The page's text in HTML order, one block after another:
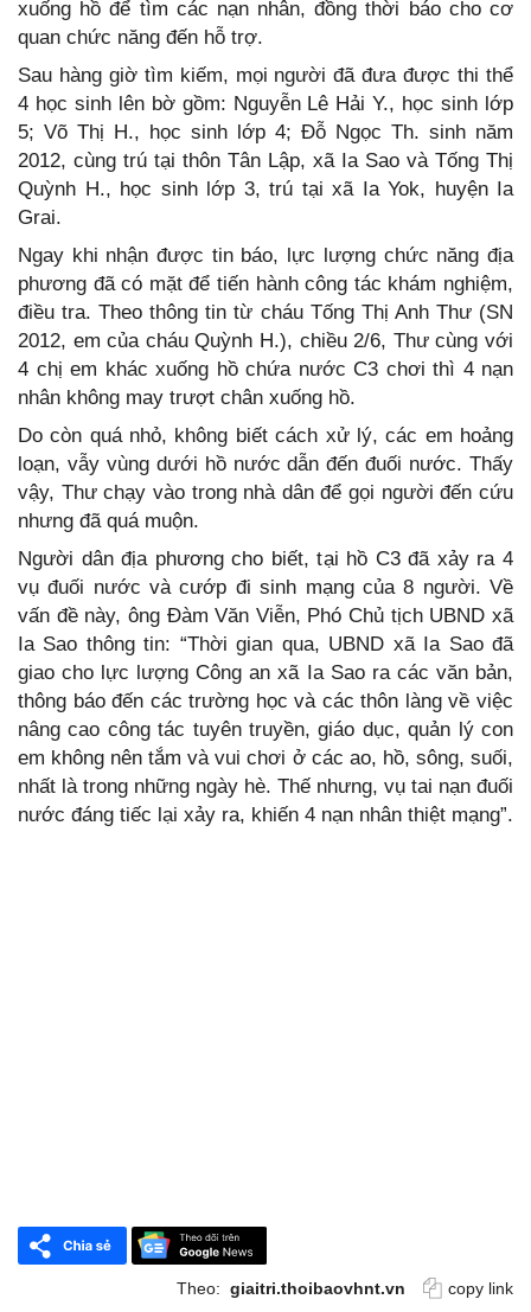
xuống hồ để tìm các nạn nhân, đồng thời báo cho cơ
quan chức năng đến hỗ trợ.
Sau hàng giờ tìm kiếm, mọi người đã đưa được thi thể
4 học sinh lên bờ gồm: Nguyễn Lê Hải Y., học sinh lớp
5; Võ Thị H., học sinh lớp 4; Đỗ Ngọc Th. sinh năm
2012, cùng trú tại thôn Tân Lập, xã Ia Sao và Tống Thị
Quỳnh H., học sinh lớp 3, trú tại xã Ia Yok, huyện Ia
Grai.
Ngay khi nhận được tin báo, lực lượng chức năng địa
phương đã có mặt để tiến hành công tác khám nghiệm,
điều tra. Theo thông tin từ cháu Tống Thị Anh Thư (SN
2012, em của cháu Quỳnh H.), chiều 2/6, Thư cùng với
4 chị em khác xuống hồ chứa nước C3 chơi thì 4 nạn
nhân không may trượt chân xuống hồ.
Do còn quá nhỏ, không biết cách xử lý, các em hoảng
loạn, vẫy vùng dưới hồ nước dẫn đến đuối nước. Thấy
vậy, Thư chạy vào trong nhà dân để gọi người đến cứu
nhưng đã quá muộn.
Người dân địa phương cho biết, tại hồ C3 đã xảy ra 4
vụ đuối nước và cướp đi sinh mạng của 8 người. Về
vấn đề này, ông Đàm Văn Viễn, Phó Chủ tịch UBND xã
Ia Sao thông tin: “Thời gian qua, UBND xã Ia Sao đã
giao cho lực lượng Công an xã Ia Sao ra các văn bản,
thông báo đến các trường học và các thôn làng về việc
nâng cao công tác tuyên truyền, giáo dục, quản lý con
em không nên tắm và vui chơi ở các ao, hồ, sông, suối,
nhất là trong những ngày hè. Thế nhưng, vụ tai nạn đuối
nước đáng tiếc lại xảy ra, khiến 4 nạn nhân thiệt mạng”.
Theo: giaitri.thoibaovhnt.vn copy link